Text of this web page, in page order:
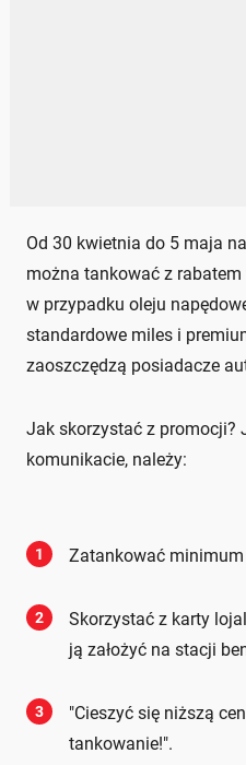
Od 30 kwietnia do 5 maja
można tankować z
w przypadku oleju
standardowe miles i
zaoszczędzą posiadacze
Jak skorzystać z promocji?
komunikacie, należy:
1 Zatankować
2
Skorzystać z karty
ją założyć na stacji
3
"Cieszyć się niższą
tankowanie!".